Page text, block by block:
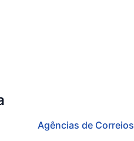
Agências de Correios